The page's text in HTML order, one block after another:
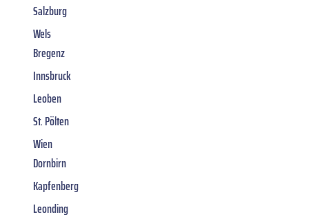
Salzburg
Wels
Bregenz
Innsbruck
Leoben
St. Pölten
Wien
Dornbirn
Kapfenberg
Leonding